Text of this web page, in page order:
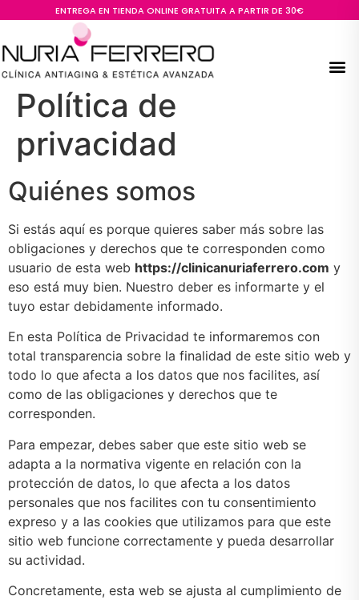
ENTREGA EN TIENDA ONLINE GRATUITA A PARTIR DE 30€
Política de
privacidad
Quiénes somos
Si estás aquí es porque quieres saber más sobre las
obligaciones y derechos que te corresponden como
usuario de esta web https://clinicanuriaferrero.com y
eso está muy bien. Nuestro deber es informarte y el
tuyo estar debidamente informado.
En esta Política de Privacidad te informaremos con
total transparencia sobre la finalidad de este sitio web y
todo lo que afecta a los datos que nos facilites, así
como de las obligaciones y derechos que te
corresponden.
Para empezar, debes saber que este sitio web se
adapta a la normativa vigente en relación con la
protección de datos, lo que afecta a los datos
personales que nos facilites con tu consentimiento
expreso y a las cookies que utilizamos para que este
sitio web funcione correctamente y pueda desarrollar
su actividad.
Concretamente, esta web se ajusta al cumplimiento de